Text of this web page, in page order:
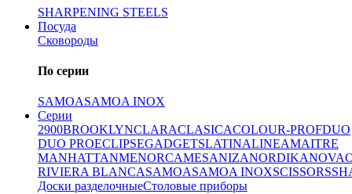
SHARPENING STEELS
Посуда
Сковороды
По серии
SAMOASAMOA INOX
Серии
2900BROOKLYNCLARACLASICACOLOUR-PROFDUO
DUO PROECLIPSEGADGETSLATINALINEAMAITRE
MANHATTANMENORCAMESANIZANORDIKANOVA
RIVIERA BLANCASAMOASAMOA INOXSCISSORS
Доски разделочныеСтоловые приборы